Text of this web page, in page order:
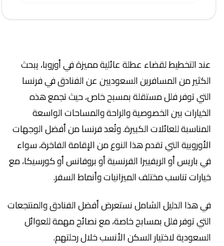
عند التخطيط لقضاء عطلة عائلية مميزة في أوروبا، يبحث
الكثير من المسافرين السعوديين عن الفنادق في فرنسا
التي توفر فلل مستقلة بمسبح خاص، حيث تجمع هذه
الخيارات بين الخصوصية والراحة والمساحات الواسعة
المناسبة للعائلات الكبيرة. وتُعد فرنسا من أفضل الوجهات
الأوروبية التي تقدم هذا النوع من الإقامة الفاخرة، سواء
في باريس أو الريفييرا الفرنسية أو بروفانس أو كورسيكا، مع
خيارات تناسب مختلف الميزانيات وأنماط السفر.
في هذا الدليل الشامل نستعرض أفضل الفنادق والمنتجعات
التي توفر فلل بمسابح خاصة، مع نصائح مهمة للعوائل
السعودية لاختيار السكن الأنسب خلال رحلتهم.